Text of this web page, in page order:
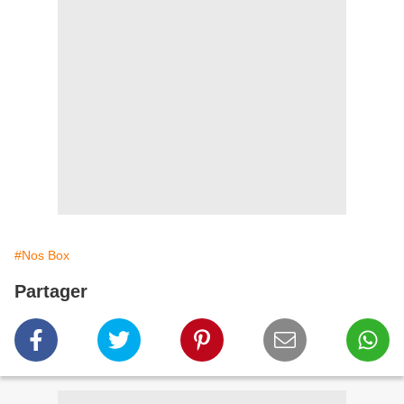
#Nos Box
Partager